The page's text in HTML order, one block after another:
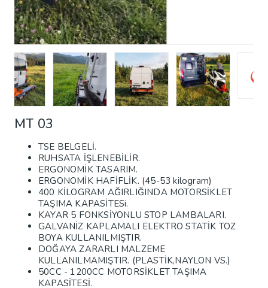
MT 03
TSE BELGELİ.
RUHSATA İŞLENEBİLİR.
ERGONOMİK TASARIM.
ERGONOMİK HAFİFLİK. (45-53 kilogram)
400 KİLOGRAM AĞIRLIĞINDA MOTORSİKLET
TAŞIMA KAPASİTESi.
KAYAR 5 FONKSİYONLU STOP LAMBALARI.
GALVANİZ KAPLAMALI ELEKTRO STATİK TOZ
BOYA KULLANILMIŞTIR.
DOĞAYA ZARARLI MALZEME
KULLANILMAMIŞTIR. (PLASTİK,NAYLON VS.)
50CC - 1200СС МОТORSİKLET TAŞIMA
KAPASİTESİ.